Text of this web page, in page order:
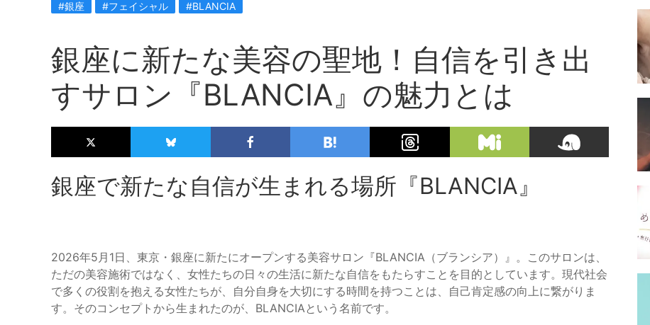
#銀座 #フェイシャル #BLANCIA
銀座に新たな美容の聖地！自信を引き出
すサロン『BLANCIA』の魅力とは
銀座で新たな自信が生まれる場所『BLANCIA』
2026年5月1日、東京・銀座に新たにオープンする美容サロン『BLANCIA（ブランシア）』。このサロンは、
ただの美容施術ではなく、女性たちの日々の生活に新たな自信をもたらすことを目的としています。現代社会
で多くの役割を抱える女性たちが、自分自身を大切にする時間を持つことは、自己肯定感の向上に繋がりま
す。そのコンセプトから生まれたのが、BLANCIAという名前です。